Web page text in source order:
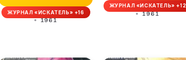
ЖУРНАЛ «ИСКАТЕЛЬ» +16
1961
ЖУРНАЛ «ИСКАТЕЛЬ» +12
1961